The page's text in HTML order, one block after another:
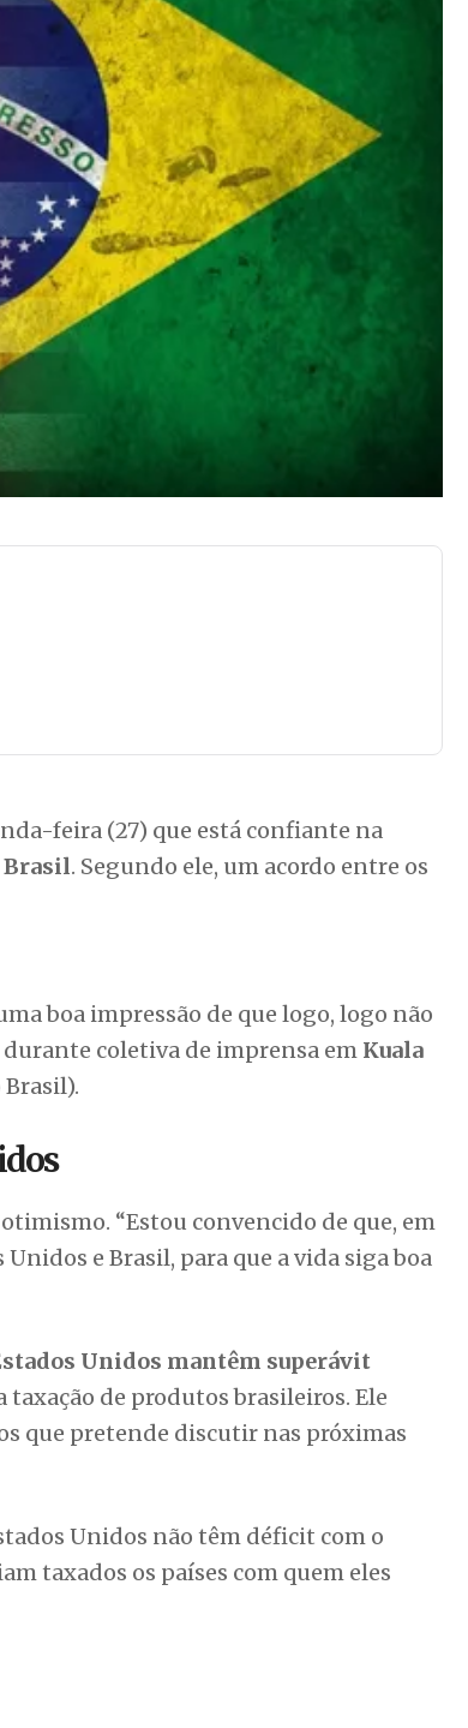
feira (27) que está confiante na
Brasil. Segundo ele, um acordo entre os
boa impressão de que logo, logo não
durante coletiva de imprensa em Kuala
“Estou convencido de que, em
e Brasil, para que a vida siga boa
Unidos mantêm superávit
de produtos brasileiros. Ele
que pretende discutir nas próximas
Unidos não têm déficit com o
taxados os países com quem eles